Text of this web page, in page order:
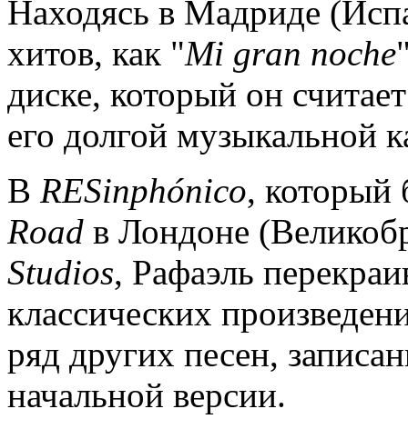
Находясь в Мадриде
хитов, как "Mi gran noche
диске, который он
его долгой музыкальной
В RESinphónico, который
Road в Лондоне
Studios, Рафаэль
классических
ряд других песен,
начальной версии.